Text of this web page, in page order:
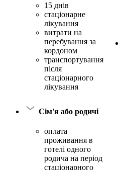
15 днів
стаціонарне
лікування
витрати на
перебування за
кордоном
транспортування
після
стаціонарного
лікування
Сім'я або родичі
оплата
проживання в
готелі одного
родича на період
стаціонарного